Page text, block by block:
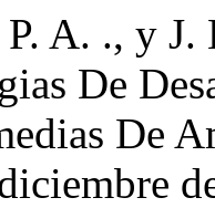
A. ., y
De
De